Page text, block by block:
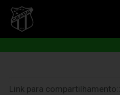
Link para compartilhamento::